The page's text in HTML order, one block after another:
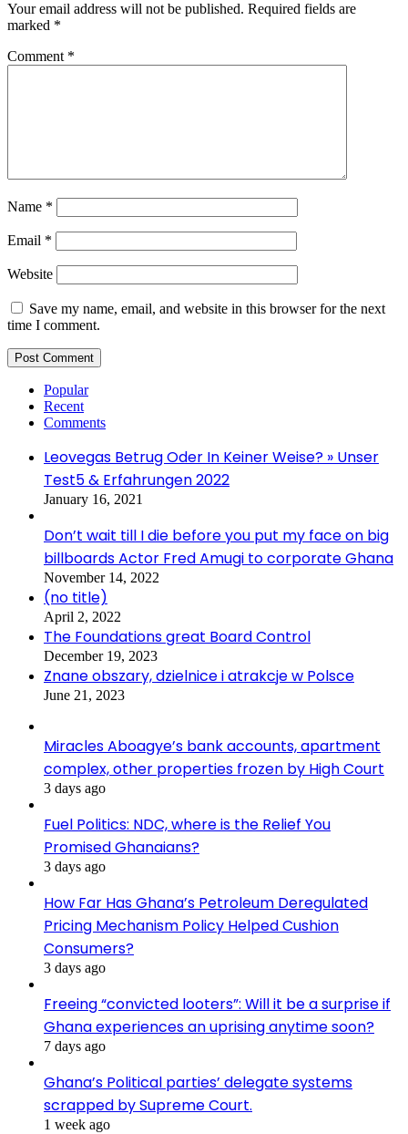
Your email address will not be published. Required fields are
marked *
Comment *
Name *
Email *
Website
Save my name, email, and website in this browser for the next
time I comment.
Popular
Recent
Comments
Leovegas Betrug Oder In Keiner Weise? » Unser
Test5 & Erfahrungen 2022
January 16, 2021
Don’t wait till I die before you put my face on big
billboards Actor Fred Amugi to corporate Ghana
November 14, 2022
(no title)
April 2, 2022
The Foundations great Board Control
December 19, 2023
Znane obszary, dzielnice i atrakcje w Polsce
June 21, 2023
Miracles Aboagye’s bank accounts, apartment
complex, other properties frozen by High Court
3 days ago
Fuel Politics: NDC, where is the Relief You
Promised Ghanaians?
3 days ago
How Far Has Ghana’s Petroleum Deregulated
Pricing Mechanism Policy Helped Cushion
Consumers?
3 days ago
Freeing “convicted looters”: Will it be a surprise if
Ghana experiences an uprising anytime soon?
7 days ago
Ghana’s Political parties’ delegate systems
scrapped by Supreme Court.
1 week ago